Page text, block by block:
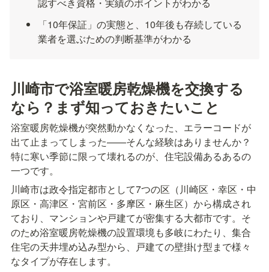
「10年保証」の実態と、10年後も存続している
業者を選ぶための判断基準がわかる
川崎市で浴室暖房乾燥機を交換する
なら？まず知っておきたいこと
浴室暖房乾燥機が突然動かなくなった、エラーコードが
出て止まってしまった——そんな経験はありませんか？
特に寒い季節に限って壊れるのが、住宅設備あるあるの
一つです。
川崎市は政令指定都市として7つの区（川崎区・幸区・中
原区・高津区・宮前区・多摩区・麻生区）から構成され
ており、マンションや戸建てが密集する大都市です。そ
のため浴室暖房乾燥機の設置環境も多岐にわたり、集合
住宅の天井埋め込み型から、戸建ての壁掛け型まで様々
なタイプが存在します。